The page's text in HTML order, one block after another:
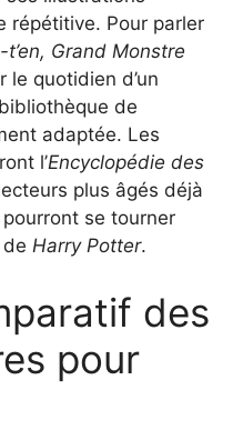
répétitive. Pour parler
t’en, Grand Monstre
le quotidien d’un
de
adaptée. Les
l’Encyclopédie des
plus âgés déjà
se tourner
Harry Potter.
des
pour